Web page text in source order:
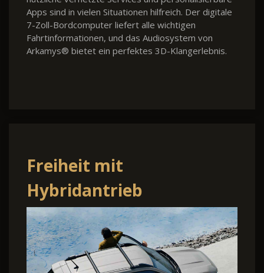
Apps sind in vielen Situationen hilfreich. Der digitale
7-Zoll-Bordcomputer liefert alle wichtigen
Fahrtinformationen, und das Audiosystem von
Arkamys® bietet ein perfektes 3D-Klangerlebnis.
Freiheit mit
Hybridantrieb